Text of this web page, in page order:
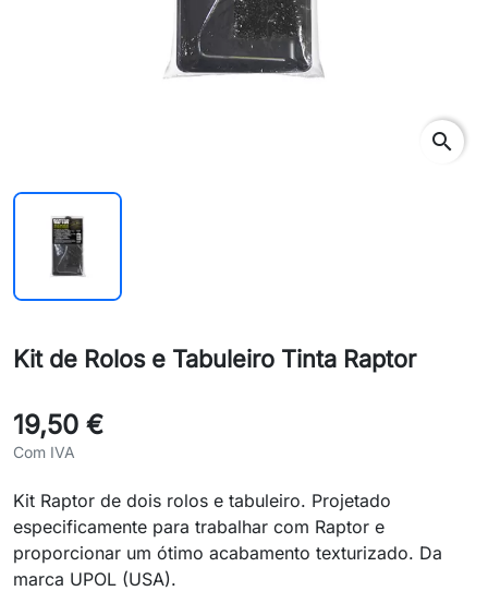
search
Kit de Rolos e Tabuleiro Tinta Raptor
19,50 €
Com IVA
Kit Raptor de dois rolos e tabuleiro. Projetado
especificamente para trabalhar com Raptor e
proporcionar um ótimo acabamento texturizado. Da
marca UPOL (USA).